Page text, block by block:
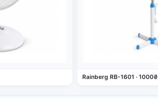
Rainberg RB-1601 · 1000₴